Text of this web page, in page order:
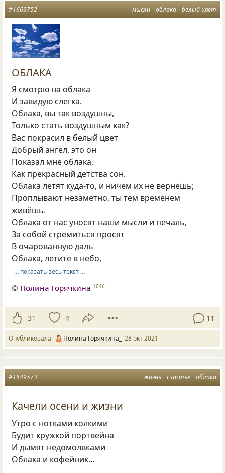
мысли облака белый цвет
#1669752
ОБЛАКА
Я смотрю на облака
И завидую слегка.
Облака, вы так воздушны,
Только стать воздушным как?
Вас покрасил в белый цвет
Добрый ангел, это он
Показал мне облака,
Как прекрасный детства сон.
Облака летят куда-то, и ничем их не вернёшь;
Проплывают незаметно, ты тем временем
живёшь.
Облака от нас уносят наши мысли и печаль,
За собой стремиться просят
В очарованную даль
Облака, летите в небо,
… показать весь текст …
© Полина Горячкина 1046
31 4 11
Опубликовала Полина Горячкина_ 28 окт 2021
жизнь счастье облака
#1649573
Качели осени и жизни
Утро с нотками колкими
Будит кружкой портвейна
И дымят недомолвками
Облака и кофейник…